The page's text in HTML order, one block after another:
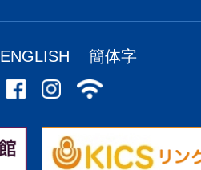
ENGLISH 簡体字